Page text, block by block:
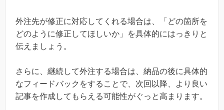
外注先が修正に対応してくれる場合は、「どの箇所を
どのように修正してほしいか」を具体的にはっきりと
伝えましょう。
さらに、継続して外注する場合は、納品の後に具体的
なフィードバックをすることで、次回以降、より良い
記事を作成してもらえる可能性がぐっと高まります。